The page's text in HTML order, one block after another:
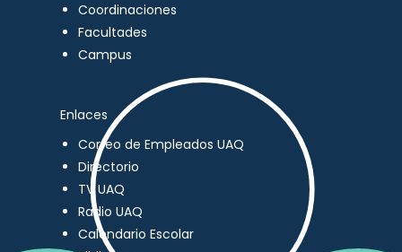
Coordinaciones
Facultades
Campus
Enlaces
Correo de Empleados UAQ
Directorio
TV UAQ
Radio UAQ
Calendario Escolar